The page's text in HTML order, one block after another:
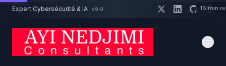
Aller au contenu principal
Expert Cybersécurité & IA v9.0
Un projet cybersécurité ? 16 min